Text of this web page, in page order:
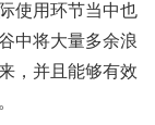
使用环节当中也
中将大量多余浪
，并且能够有效